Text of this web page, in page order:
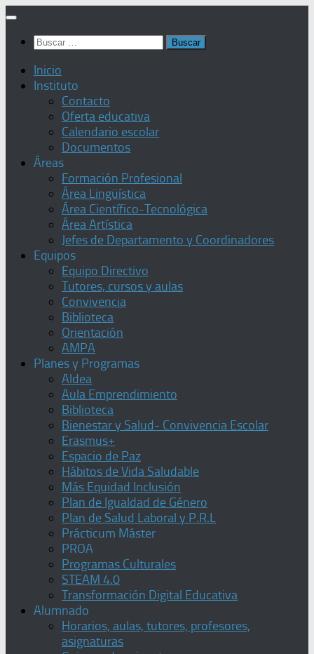
Saltar
contenido
Buscar:
Inicio
Instituto
Contacto
Oferta educativa
Calendario escolar
Documentos
Áreas
Formación Profesional
Área Lingüística
Área Científico-Tecnológica
Área Artística
Jefes de Departamento y Coordinadores
Equipos
Equipo Directivo
Tutores, cursos y aulas
Convivencia
Biblioteca
Orientación
AMPA
Planes y Programas
Aldea
Aula Emprendimiento
Biblioteca
Bienestar y Salud- Convivencia Escolar
Erasmus+
Espacio de Paz
Hábitos de Vida Saludable
Más Equidad Inclusión
Plan de Igualdad de Género
Plan de Salud Laboral y P.R.L
Prácticum Máster
PROA
Programas Culturales
STEAM 4.0
Transformación Digital Educativa
Alumnado
Horarios, aulas, tutores, profesores,
asignaturas